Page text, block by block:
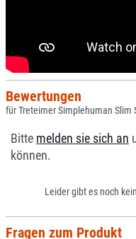
Bewertungen
für Treteimer Simplehuman Slim
Bitte melden sie sich an
können.
Leider gibt es noch
Fragen zum Produkt